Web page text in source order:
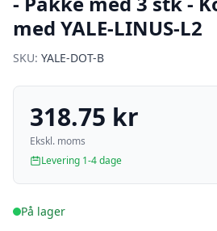
med YALE-LINUS-L2
SKU: YALE-DOT-B
318.75 kr
Ekskl. moms
Levering 1-4 dage
På lager